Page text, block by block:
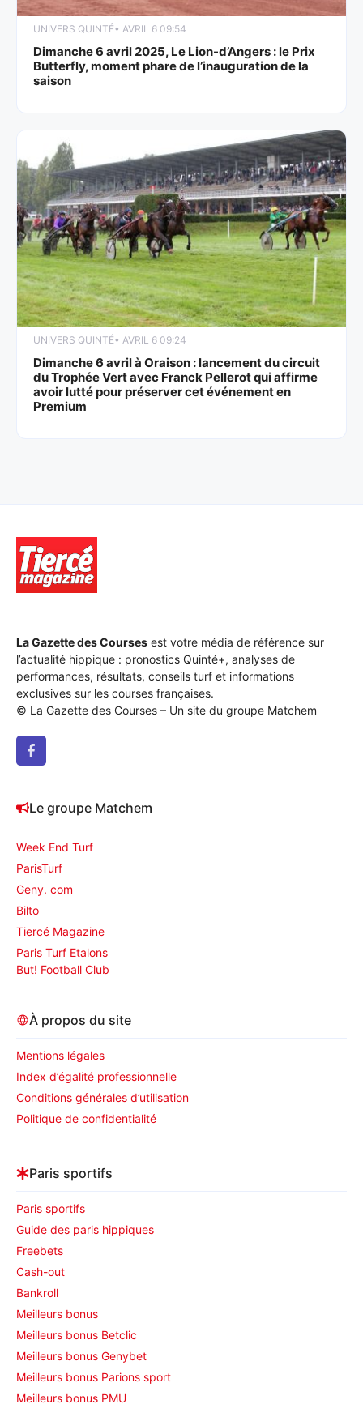
UNIVERS QUINTÉ• AVRIL 6 09:54
Dimanche 6 avril 2025, Le Lion-d’Angers : le Prix
Butterfly, moment phare de l’inauguration de la
saison
UNIVERS QUINTÉ• AVRIL 6 09:24
Dimanche 6 avril à Oraison : lancement du circuit
du Trophée Vert avec Franck Pellerot qui affirme
avoir lutté pour préserver cet événement en
Premium
La Gazette des Courses est votre média de référence sur
l’actualité hippique : pronostics Quinté+, analyses de
performances, résultats, conseils turf et informations
exclusives sur les courses françaises.
© La Gazette des Courses – Un site du groupe Matchem
Le groupe Matchem
Week End Turf
ParisTurf
Geny. com
Bilto
Tiercé Magazine
Paris Turf Etalons
But! Football Club
À propos du site
Mentions légales
Index d’égalité professionnelle
Conditions générales d’utilisation
Politique de confidentialité
Paris sportifs
Paris sportifs
Guide des paris hippiques
Freebets
Cash-out
Bankroll
Meilleurs bonus
Meilleurs bonus Betclic
Meilleurs bonus Genybet
Meilleurs bonus Parions sport
Meilleurs bonus PMU